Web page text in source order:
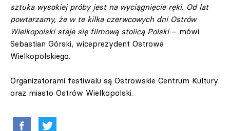
sztuka wysokiej próby jest na wyciągnięcie ręki. Od lat
powtarzamy, że w te kilka czerwcowych dni Ostrów
Wielkopolski staje się filmową stolicą Polski – mówi
Sebastian Górski, wiceprezydent Ostrowa
Wielkopolskiego.
Organizatorami festiwalu są Ostrowskie Centrum Kultury
oraz miasto Ostrów Wielkopolski.